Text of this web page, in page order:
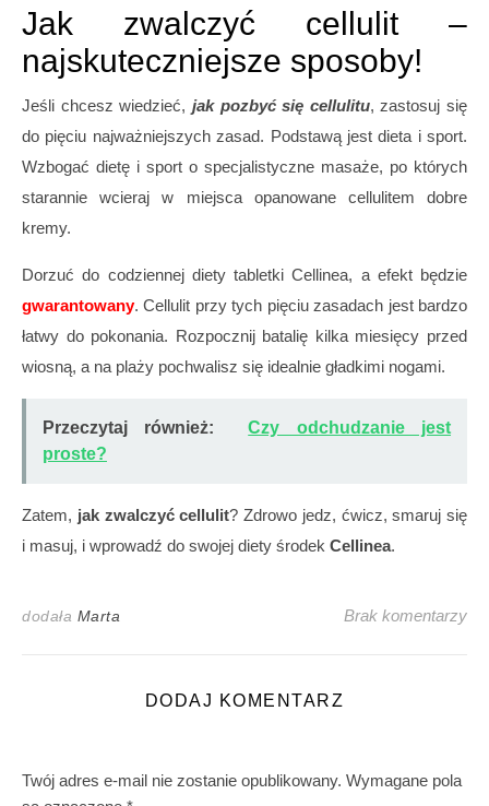
Jak zwalczyć cellulit –
najskuteczniejsze sposoby!
Jeśli chcesz wiedzieć, jak pozbyć się cellulitu, zastosuj się
do pięciu najważniejszych zasad. Podstawą jest dieta i sport.
Wzbogać dietę i sport o specjalistyczne masaże, po których
starannie wcieraj w miejsca opanowane cellulitem dobre
kremy.
Dorzuć do codziennej diety tabletki Cellinea, a efekt będzie
gwarantowany. Cellulit przy tych pięciu zasadach jest bardzo
łatwy do pokonania. Rozpocznij batalię kilka miesięcy przed
wiosną, a na plaży pochwalisz się idealnie gładkimi nogami.
Przeczytaj również:
Czy odchudzanie jest
proste?
Zatem, jak zwalczyć cellulit? Zdrowo jedz, ćwicz, smaruj się
i masuj, i wprowadź do swojej diety środek Cellinea.
dodała Marta Brak komentarzy
DODAJ KOMENTARZ
Twój adres e-mail nie zostanie opublikowany. Wymagane pola